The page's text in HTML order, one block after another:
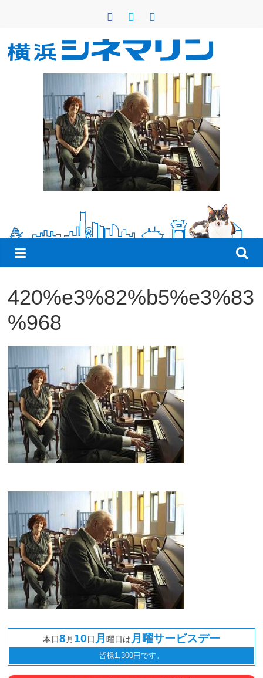
ン
横
リ
ン
た
い
映
こ
の
街
で
420%e3%82%b5%e3%83
%968
本日8月 10日 月 曜日は月曜サービスデー
皆様1,300円です。